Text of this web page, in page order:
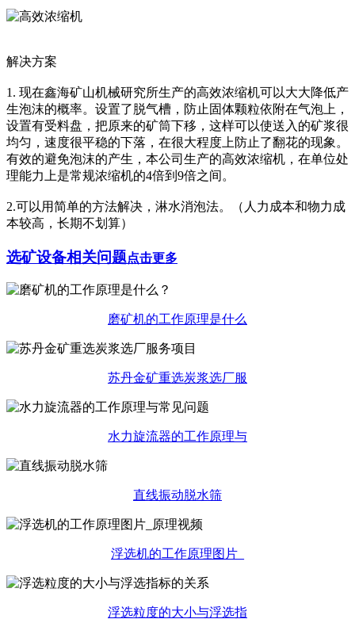
解决方案
1. 现在鑫海矿山机械研究所生产的高效浓缩机可以大大降低产
生泡沫的概率。设置了脱气槽，防止固体颗粒依附在气泡上，
设置有受料盘，把原来的矿筒下移，这样可以使送入的矿浆很
均匀，速度很平稳的下落，在很大程度上防止了翻花的现象。
有效的避免泡沫的产生，本公司生产的高效浓缩机，在单位处
理能力上是常规浓缩机的4倍到9倍之间。
2.可以用简单的方法解决，淋水消泡法。（人力成本和物力成
本较高，长期不划算）
选矿设备相关问题点击更多
磨矿机的工作原理是什么
苏丹金矿重选炭浆选厂服
水力旋流器的工作原理与
直线振动脱水筛
浮选机的工作原理图片_
浮选粒度的大小与浮选指